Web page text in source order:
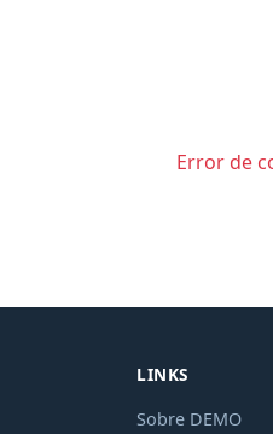
Error de
LINKS
Sobre DEMO